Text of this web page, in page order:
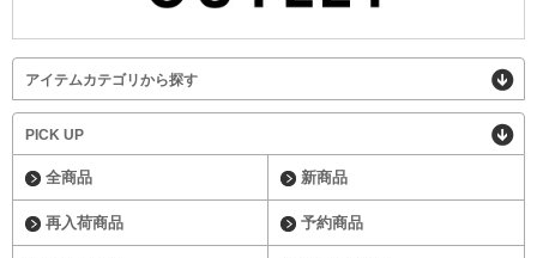
アイテムカテゴリから探す
PICK UP
全商品 新商品
再入荷商品 予約商品